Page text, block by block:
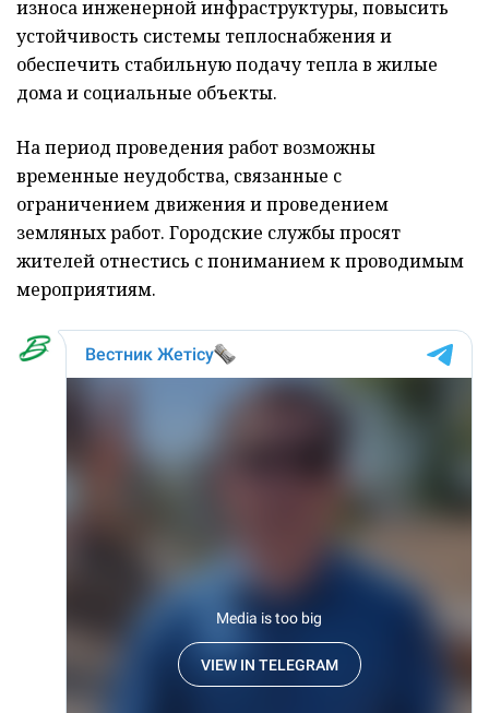
износа инженерной инфраструктуры, повысить
устойчивость системы теплоснабжения и
обеспечить стабильную подачу тепла в жилые
дома и социальные объекты.
На период проведения работ возможны
временные неудобства, связанные с
ограничением движения и проведением
земляных работ. Городские службы просят
жителей отнестись с пониманием к проводимым
мероприятиям.